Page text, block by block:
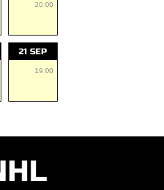
20:00
21 SEP
19:00